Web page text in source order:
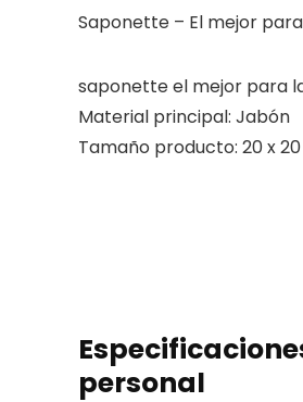
Saponette – El mejor
saponette el mejor para
Material principal: Jabón
Tamaño producto: 20 x
personal